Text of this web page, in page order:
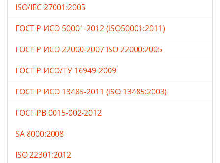
ISO/IEC 27001:2005
ГОСТ Р ИСО 50001-2012 (ISO50001:2011)
ГОСТ Р ИСО 22000-2007 ISO 22000:2005
ГОСТ Р ИСО/ТУ 16949-2009
ГОСТ Р ИСО 13485-2011 (ISO 13485:2003)
ГОСТ РВ 0015-002-2012
SA 8000:2008
ISO 22301:2012